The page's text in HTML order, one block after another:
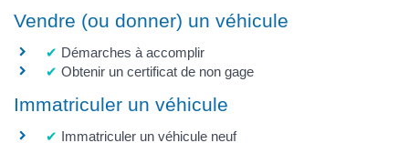
Vendre (ou donner) un véhicule
Démarches à accomplir
Obtenir un certificat de non gage
Immatriculer un véhicule
Immatriculer un véhicule neuf